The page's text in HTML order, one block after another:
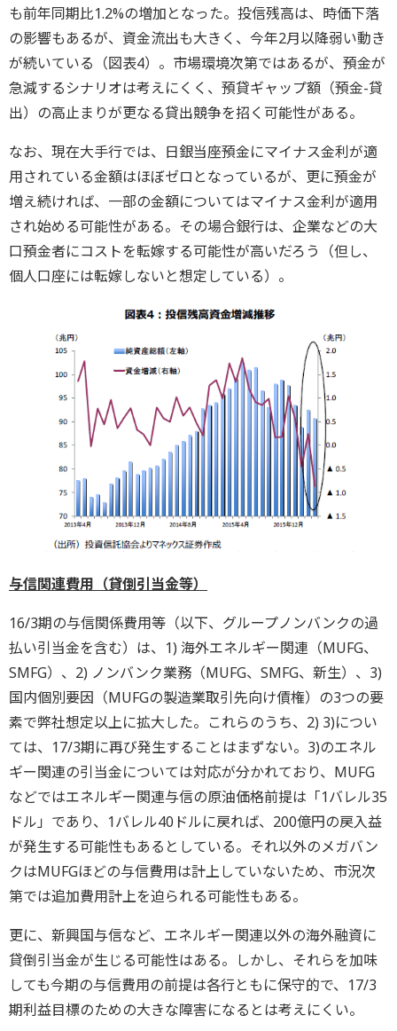
も前年同期比1.2%の増加となった。投信残高は、時価下落
の影響もあるが、資金流出も大きく、今年2月以降弱い動き
が続いている（図表4）。市場環境次第ではあるが、預金が
急減するシナリオは考えにくく、預貸ギャップ額（預金-貸
出）の高止まりが更なる貸出競争を招く可能性がある。
なお、現在大手行では、日銀当座預金にマイナス金利が適
用されている金額はほぼゼロとなっているが、更に預金が
増え続ければ、一部の金額についてはマイナス金利が適用
され始める可能性がある。その場合銀行は、企業などの大
口預金者にコストを転嫁する可能性が高いだろう（但し、
個人口座には転嫁しないと想定している）。
与信関連費用（貸倒引当金等）
16/3期の与信関係費用等（以下、グループノンバンクの過
払い引当金を含む）は、1) 海外エネルギー関連（MUFG、
SMFG）、2) ノンバンク業務（MUFG、SMFG、新生）、3)
国内個別要因（MUFGの製造業取引先向け債権）の3つの要
素で弊社想定以上に拡大した。これらのうち、2) 3)につい
ては、17/3期に再び発生することはまずない。3)のエネル
ギー関連の引当金については対応が分かれており、MUFG
などではエネルギー関連与信の原油価格前提は「1バレル35
ドル」であり、1バレル40ドルに戻れば、200億円の戻入益
が発生する可能性もあるとしている。それ以外のメガバン
クはMUFGほどの与信費用は計上していないため、市況次
第では追加費用計上を迫られる可能性もある。
更に、新興国与信など、エネルギー関連以外の海外融資に
貸倒引当金が生じる可能性はある。しかし、それらを加味
しても今期の与信費用の前提は各行ともに保守的で、17/3
期利益目標のための大きな障害になるとは考えにくい。